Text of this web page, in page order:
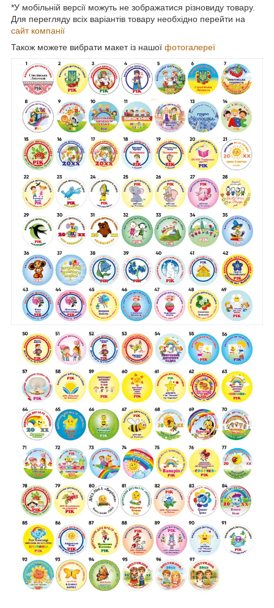
*У мобільній версії можуть не зображатися різновиду товару.
Для перегляду всіх варіантів товару необхідно перейти на
сайт компанії
Також можете вибрати макет із нашої фотогалереї